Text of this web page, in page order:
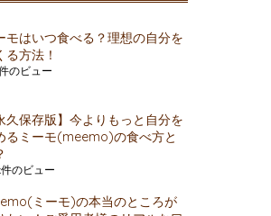
モはいつ食べる？理想の自分を
る方法！
のビュー
久保存版】今よりもっと自分を
るミーモ(meemo)の食べ方と
のビュー
ミーモ)の本当のところが